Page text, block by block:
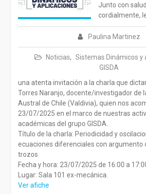
Paulina Martinez
Noticias, Sistemas Dinámicos y
GISDA
Junto con
cordialmente,
una atenta invitación a la charla que
Torres Naranjo, docente/investigador de
Austral de Chile (Valdivia), quien nos
23/07/2025 en el marco de nuestras
académicas del grupo GISDA.
Título de la charla: Periodicidad y
ecuaciones diferenciales con argumento
trozos
Fecha y hora: 23/07/2025 de 16:00 a
Lugar: Sala 101 ex-mecánica.
Ver afiche